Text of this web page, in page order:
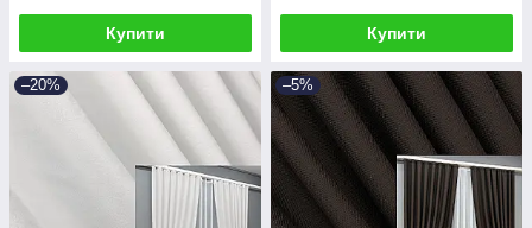
Купити Купити
–20% –5%